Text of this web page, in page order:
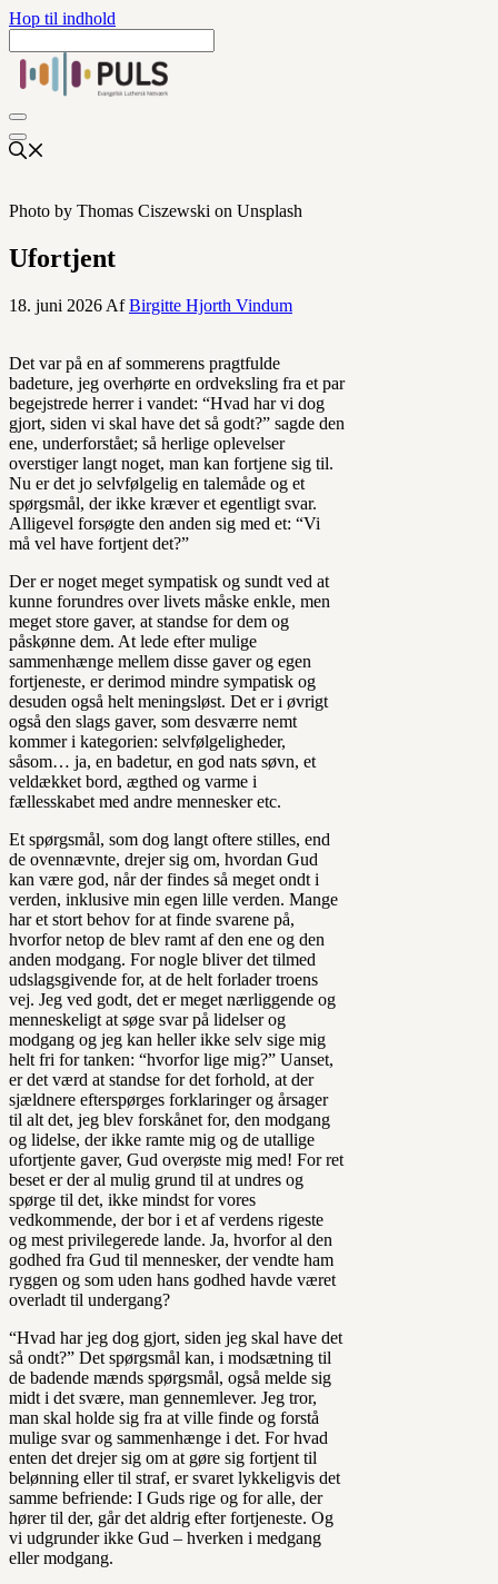
Hop til indhold
Photo by Thomas Ciszewski on Unsplash
Ufortjent
18. juni 2026 AfBirgitte Hjorth Vindum
Det var på en af sommerens pragtfulde
badeture, jeg overhørte en ordveksling fra et par
begejstrede herrer i vandet: “Hvad har vi dog
gjort, siden vi skal have det så godt?” sagde den
ene, underforstået; så herlige oplevelser
overstiger langt noget, man kan fortjene sig til.
Nu er det jo selvfølgelig en talemåde og et
spørgsmål, der ikke kræver et egentligt svar.
Alligevel forsøgte den anden sig med et: “Vi
må vel have fortjent det?”
Der er noget meget sympatisk og sundt ved at
kunne forundres over livets måske enkle, men
meget store gaver, at standse for dem og
påskønne dem. At lede efter mulige
sammenhænge mellem disse gaver og egen
fortjeneste, er derimod mindre sympatisk og
desuden også helt meningsløst. Det er i øvrigt
også den slags gaver, som desværre nemt
kommer i kategorien: selvfølgeligheder,
såsom… ja, en badetur, en god nats søvn, et
veldækket bord, ægthed og varme i
fællesskabet med andre mennesker etc.
Et spørgsmål, som dog langt oftere stilles, end
de ovennævnte, drejer sig om, hvordan Gud
kan være god, når der findes så meget ondt i
verden, inklusive min egen lille verden. Mange
har et stort behov for at finde svarene på,
hvorfor netop de blev ramt af den ene og den
anden modgang. For nogle bliver det tilmed
udslagsgivende for, at de helt forlader troens
vej. Jeg ved godt, det er meget nærliggende og
menneskeligt at søge svar på lidelser og
modgang og jeg kan heller ikke selv sige mig
helt fri for tanken: “hvorfor lige mig?” Uanset,
er det værd at standse for det forhold, at der
sjældnere efterspørges forklaringer og årsager
til alt det, jeg blev forskånet for, den modgang
og lidelse, der ikke ramte mig og de utallige
ufortjente gaver, Gud overøste mig med! For ret
beset er der al mulig grund til at undres og
spørge til det, ikke mindst for vores
vedkommende, der bor i et af verdens rigeste
og mest privilegerede lande. Ja, hvorfor al den
godhed fra Gud til mennesker, der vendte ham
ryggen og som uden hans godhed havde været
overladt til undergang?
“Hvad har jeg dog gjort, siden jeg skal have det
så ondt?” Det spørgsmål kan, i modsætning til
de badende mænds spørgsmål, også melde sig
midt i det svære, man gennemlever. Jeg tror,
man skal holde sig fra at ville finde og forstå
mulige svar og sammenhænge i det. For hvad
enten det drejer sig om at gøre sig fortjent til
belønning eller til straf, er svaret lykkeligvis det
samme befriende: I Guds rige og for alle, der
hører til der, går det aldrig efter fortjeneste. Og
vi udgrunder ikke Gud – hverken i medgang
eller modgang.